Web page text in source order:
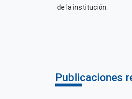
de la institución.
Publicaciones